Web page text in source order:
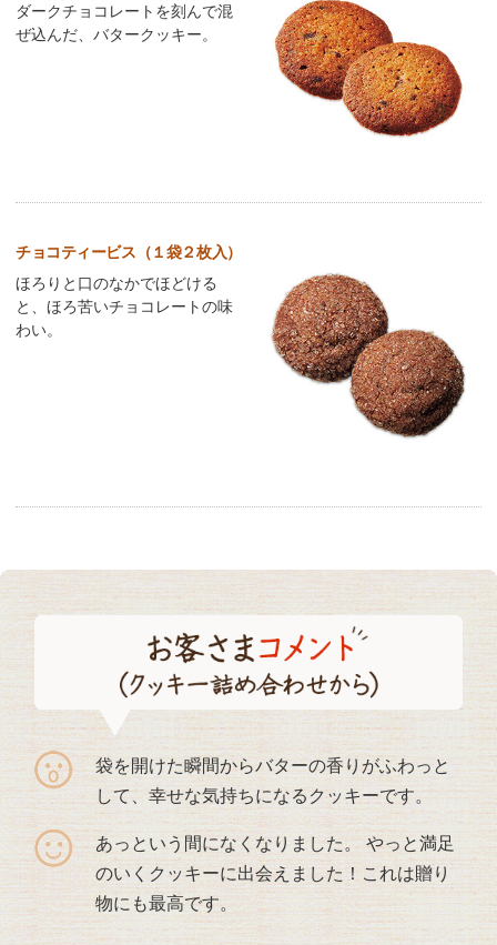
ダークチョコレートを刻んで混
ぜ込んだ、バタークッキー。
チョコティービス（１袋２枚入）
ほろりと口のなかでほどける
と、ほろ苦いチョコレートの味
わい。
袋を開けた瞬間からバターの香りがふわっと
して、幸せな気持ちになるクッキーです。
あっという間になくなりました。 やっと満足
のいくクッキーに出会えました！これは贈り
物にも最高です。